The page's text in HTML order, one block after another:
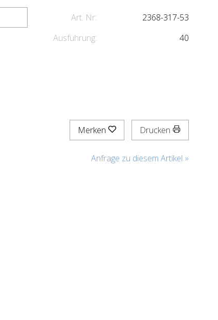
Art. Nr:
2368-317-53
Ausführung:
40
Merken Drucken
Anfrage zu diesem Artikel »